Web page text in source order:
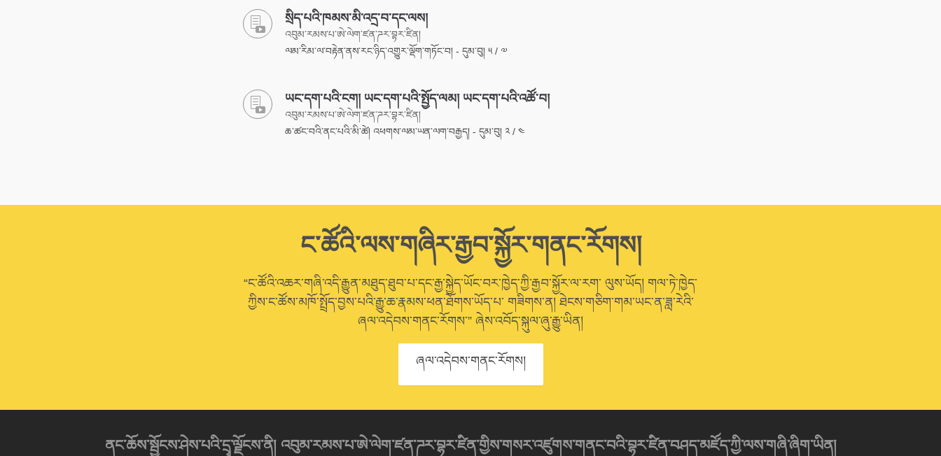
སྲིད་པའི་ཁམས་མི་འདྲ་བ་དང་ལས།
འབུམ་རམས་པ་ཨེ་ལེག་ཛན་ཌར་བྷར་ཛིན།
ལམ་རིམ་ལ་བརྟེན་ནས་རང་ཉིད་འགྱུར་ལྡོག་གཏོང་བ། - དུམ་བུ། ༥ / ༧
ཡང་དག་པའི་ངག། ཡང་དག་པའི་སྤྱོད་ལམ། ཡང་དག་པའི་འཚོ་བ།
འབུམ་རམས་པ་ཨེ་ལེག་ཛན་ཌར་བྷར་ཛིན།
ཆ་ཚང་བའི་ནང་པའི་མི་ཚེ། འཕགས་ལམ་ཡན་ལག་བརྒྱད། - དུམ་བུ། ༢ / ༤
ང་ཚོའི་ལས་གཞིར་རྒྱབ་སྐྱོར་གནང་རོགས།
“ང་ཚོའི་འཆར་གཞི་འདི་རྒྱུན་མཐུད་ཐུབ་པ་དང་རྒྱ་སྐྱེད་ཡོང་བར་ཁྱེད་ཀྱི་རྒྱབ་སྐྱོར་ལ་རག་ ལུས་ཡོད། གལ་ཏེ་ཁྱེད་
ཀྱིས་ང་ཚོས་མཁོ་སྤྲོད་བྱས་པའི་རྒྱུ་ཆ་རྣམས་ཕན་ཐོགས་ཡོད་པ་ གཟིགས་ན། ཐེངས་གཅིག་གམ་ཡང་ན་ཟླ་རེའི་
ཞལ་འདེབས་གནང་རོགས་” ཞེས་འབོད་སྐུལ་ཞུ་རྒྱུ་ཡིན།
ཞལ་འདེབས་གནང་རོགས།
ནང་ཆོས་སྦྱོངས་ཤེས་པའི་དྲྭ་ལྗོངས་ནི། འབུམ་རམས་པ་ཨེ་ལེག་ཛན་ཌར་བྷར་ཛིན་གྱིས་གསར་འཛུགས་གནང་བའི་བྷར་ཛིན་བཤད་མཛོད་ཀྱི་ལས་གཞི་ཞིག་ཡིན།